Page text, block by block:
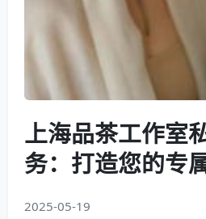
上海品茶工作室
务：打造您的专
2025-05-19